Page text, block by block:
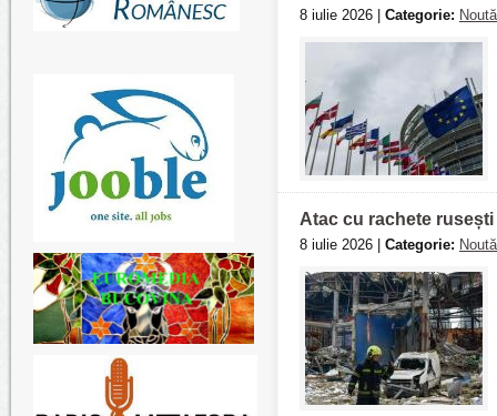
8 iulie 2026 | Categorie:
Atac cu rachete
8 iulie 2026 | Categorie: